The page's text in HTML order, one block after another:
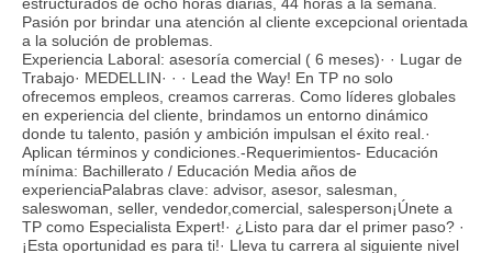
Pasión por brindar una atención al cliente excepcional orientada
a la solución de problemas.
Experiencia Laboral: asesoría comercial ( 6 meses)· · Lugar de
Trabajo· MEDELLIN· · · Lead the Way! En TP no solo
ofrecemos empleos, creamos carreras. Como líderes globales
en experiencia del cliente, brindamos un entorno dinámico
donde tu talento, pasión y ambición impulsan el éxito real.·
Aplican términos y condiciones.-Requerimientos- Educación
mínima: Bachillerato / Educación Media años de
experienciaPalabras clave: advisor, asesor, salesman,
saleswoman, seller, vendedor,comercial, salesperson¡Únete a
TP como Especialista Expert!· ¿Listo para dar el primer paso? ·
¡Esta oportunidad es para ti!· Lleva tu carrera al siguiente nivel